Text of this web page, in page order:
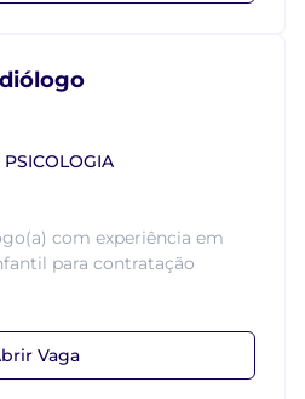
com experiência em
para contratação
Vaga